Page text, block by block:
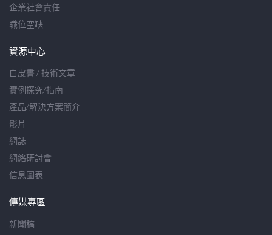
企業社會責任
職位空缺
資源中心
白皮書 / 技術文章
實例探究/指南
產品/解決方案簡介
影片
網誌
網絡研討會
信息圖表
傳媒專區
新聞稿